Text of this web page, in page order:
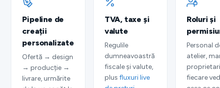
Pipeline de
creații
personalizate
Ofertă → design
→ producție →
livrare, urmărite
TVA, taxe și
valute
Regulile
dumneavoastră
fiscale și valute,
plus fluxuri live
Roluri și
Personal
atelier,
fiecare